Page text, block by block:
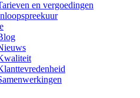
en vergoedingen